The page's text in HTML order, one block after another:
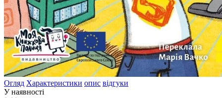
Огляд Характеристики опис відгуки
У наявності